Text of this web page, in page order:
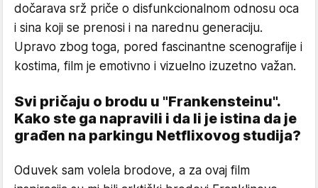
dočarava srž priče o disfunkcionalnom odnosu oca
i sina koji se prenosi i na narednu generaciju.
Upravo zbog toga, pored fascinantne scenografije i
kostima, film je emotivno i vizuelno izuzetno važan.
Svi pričaju o brodu u "Frankensteinu".
Kako ste ga napravili i da li je istina da je
građen na parkingu Netflixovog studija?
Oduvek sam volela brodove, a za ovaj film